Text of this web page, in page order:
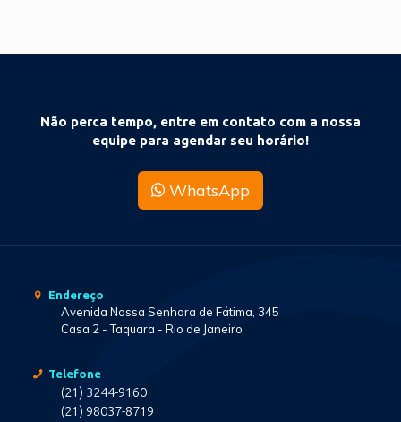
Não perca tempo, entre em contato com a nossa
equipe para agendar seu horário!
WhatsApp
Endereço
Avenida Nossa Senhora de Fátima, 345
Casa 2 - Taquara - Rio de Janeiro
Telefone
(21) 3244-9160
(21) 98037-8719